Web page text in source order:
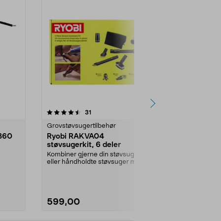
31
Grovstøvsugertilbehør
Ryobi RAKVA04
støvsugerkit, 6 deler
Kombiner gjerne din støvsuger
eller håndholdte støvsuger med
599,00
4.0 av 5 stjerner